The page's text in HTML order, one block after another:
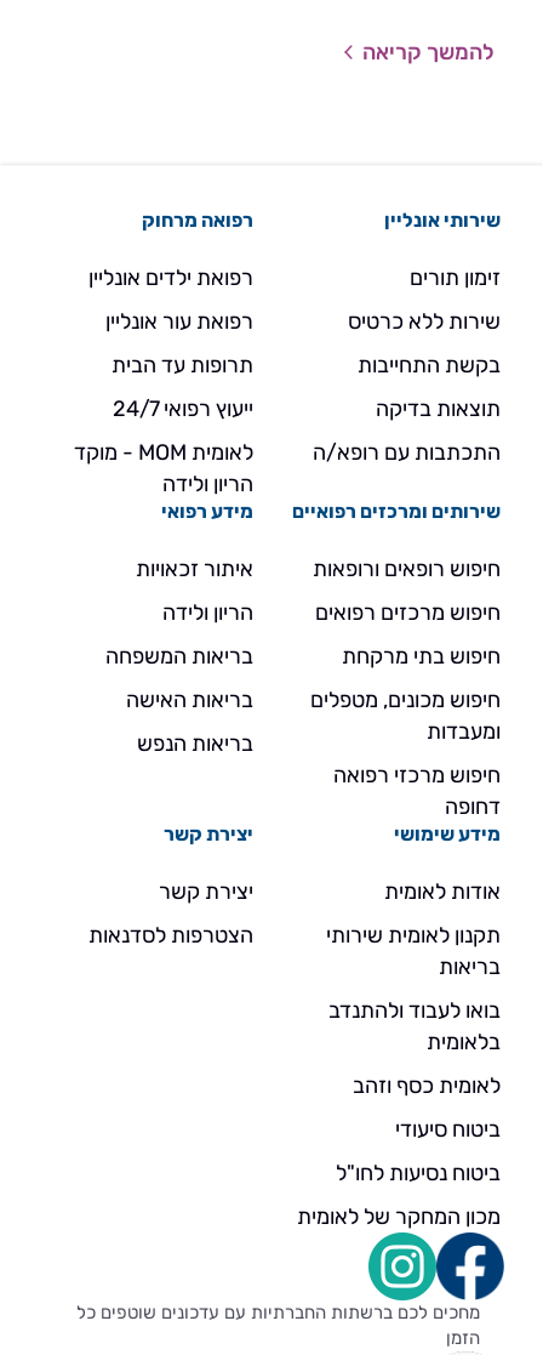
להמשך קריאה
שירותי אונליין
זימון תורים
שירות ללא כרטיס
בקשת התחייבות
תוצאות בדיקה
התכתבות עם רופא/ה
רפואה מרחוק
רפואת ילדים אונליין
רפואת עור אונליין
תרופות עד הבית
ייעוץ רפואי 24/7
לאומית MOM - מוקד
הריון ולידה
שירותים ומרכזים רפואיים
חיפוש רופאים ורופאות
חיפוש מרכזים רפואים
חיפוש בתי מרקחת
חיפוש מכונים, מטפלים
ומעבדות
חיפוש מרכזי רפואה
דחופה
מידע רפואי
איתור זכאויות
הריון ולידה
בריאות המשפחה
בריאות האישה
בריאות הנפש
מידע שימושי
אודות לאומית
תקנון לאומית שירותי
בריאות
בואו לעבוד ולהתנדב
בלאומית
לאומית כסף וזהב
ביטוח סיעודי
ביטוח נסיעות לחו"ל
מכון המחקר של לאומית
יצירת קשר
יצירת קשר
הצטרפות לסדנאות
מחכים לכם ברשתות החברתיות עם עדכונים שוטפים כל
הזמן